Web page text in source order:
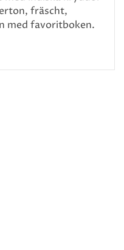
fräscht,
med favoritboken.